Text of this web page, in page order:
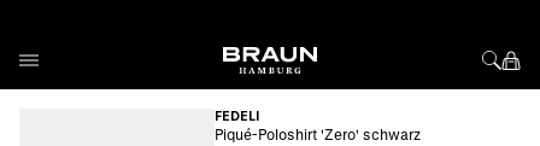
FEDELI
Piqué-Poloshirt 'Zero' schwarz